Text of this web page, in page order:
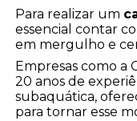
Para realizar um
essencial contar
em mergulho e
Empresas como a
20 anos de
subaquática,
para tornar esse